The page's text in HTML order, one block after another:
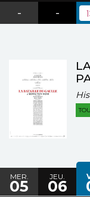
-
-
MER.
05
JEU.
06